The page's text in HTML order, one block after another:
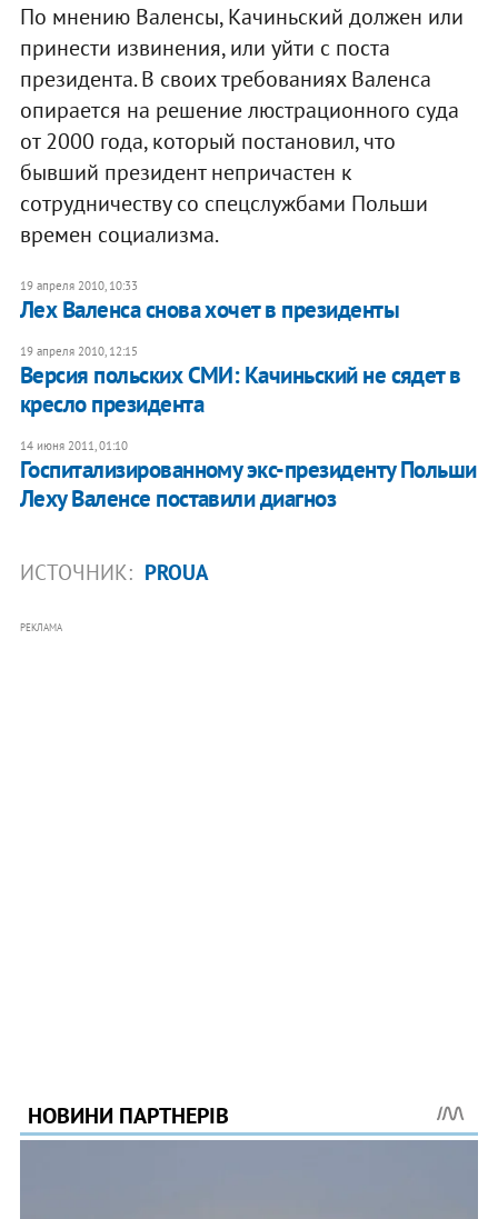
По мнению Валенсы, Качиньский должен или
принести извинения, или уйти с поста
президента. В своих требованиях Валенса
опирается на решение люстрационного суда
от 2000 года, который постановил, что
бывший президент непричастен к
сотрудничеству со спецслужбами Польши
времен социализма.
19 апреля 2010, 10:33
Лех Валенса снова хочет в президенты
19 апреля 2010, 12:15
Версия польских СМИ: Качиньский не сядет в
кресло президента
14 июня 2011, 01:10
Госпитализированному экс-президенту Польши
Леху Валенсе поставили диагноз
ИСТОЧНИК: PROUA
РЕКЛАМА